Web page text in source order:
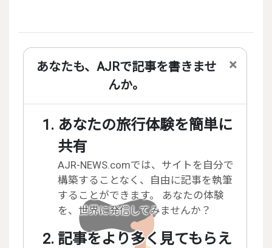
あなたも、AJRで記事を書きませ
んか。
×
あなたの旅行体験を簡単に
共有
AJR-NEWS.comでは、サイトを自分で
構築することなく、自由に記事を執筆
することができます。 あなたの体験
を、世界に発信してみませんか？
記事をより多く見てもらえ